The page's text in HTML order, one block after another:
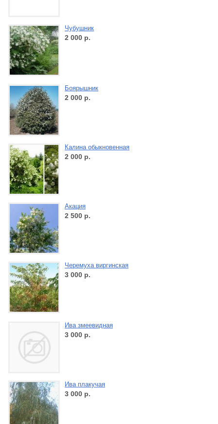
Чубушник
2 000 р.
Боярышник
2 000 р.
Калина обыкновенная
2 000 р.
Акация
2 500 р.
Черемуха виргинская
3 000 р.
Ива змеевидная
3 000 р.
Ива плакучая
3 000 р.